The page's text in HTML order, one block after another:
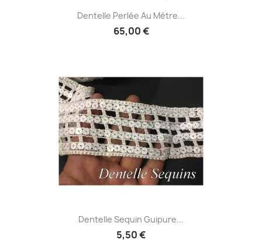
Dentelle Perlée Au Mètre...
65,00 €
Dentelle Sequin Guipure...
5,50 €